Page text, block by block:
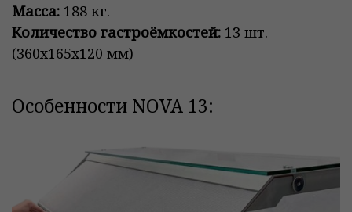
Масса: 188 кг.
Количество гастроёмкостей: 13 шт.
(360х165х120 мм)
Особенности NOVA 13: